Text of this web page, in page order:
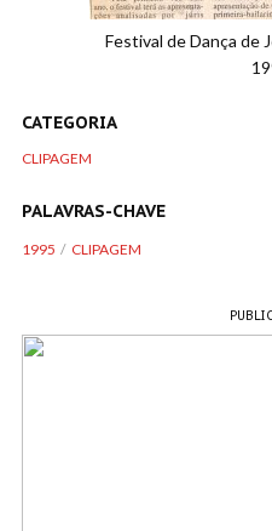
Festival de Dança de
CATEGORIA
CLIPAGEM
PALAVRAS-CHAVE
1995 CLIPAGEM